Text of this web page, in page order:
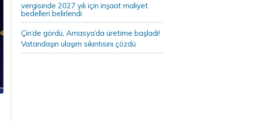
vergisinde 2027 yılı için inşaat maliyet
bedelleri belirlendi
Çin’de gördü, Amasya’da üretime başladı!
Vatandaşın ulaşım sıkıntısını çözdü